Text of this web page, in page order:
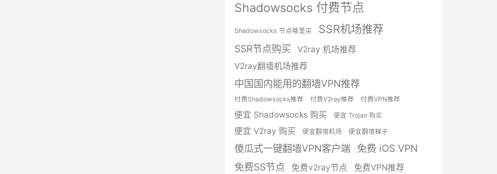
Shadowsocks 付费节点
Shadowsocks 节点哪里买 SSR机场推荐
SSR节点购买
V2ray 机场推荐
V2ray翻墙机场推荐
中国国内能用的翻墙VPN推荐
付费Shadowsocks推荐 付费V2ray推荐 付费VPN推荐
便宜 Shadowsocks 购买 便宜 Trojan 购买
便宜 V2ray 购买 便宜翻墙机场 便宜翻墙梯子
傻瓜式一键翻墙VPN客户端 免费 iOS VPN
免费SS节点
免费v2ray节点 免费VPN推荐